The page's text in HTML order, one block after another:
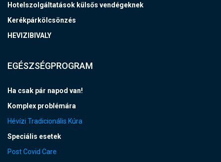
Hotelszolgáltatások külsős vendégeknek
Kerékpárkölcsönzés
HEVIZIBIVALY
EGÉSZSÉGPROGRAM
Ha csak pár napod van!
Komplex problémára
Hévízi Tradicionális Kúra
Speciális esetek
Post Covid Care